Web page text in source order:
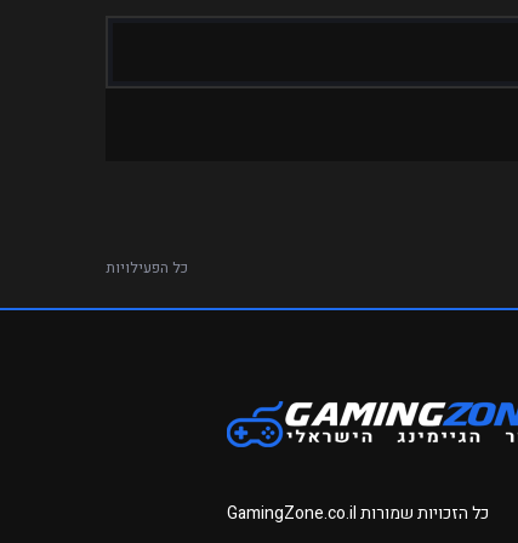
כל הפעילויות
כל הזכויות שמורותGamingZone.co.il